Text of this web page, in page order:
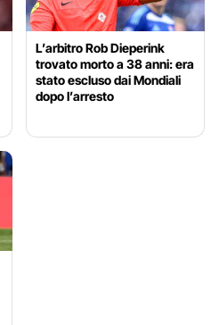
L’arbitro Rob Dieperink
trovato morto a 38 anni: era
stato escluso dai Mondiali
dopo l’arresto